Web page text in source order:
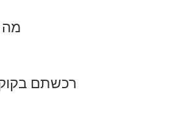
מה
רכשתם